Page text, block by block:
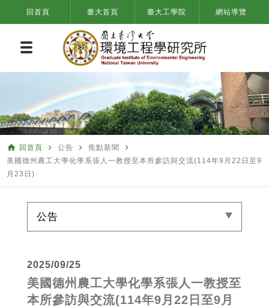
回首頁 臺大首頁 臺大工學院 網站導覽
home 回首頁 navigate_next 公告 navigate_next 焦點新聞 navigate_next
美國德州農工大學化學系張人一教授至本所參訪與交流(114年9月22日至9
月23日)
公告
2025/09/25
美國德州農工大學化學系張人一教授至
本所參訪與交流(114年9月22日至9月